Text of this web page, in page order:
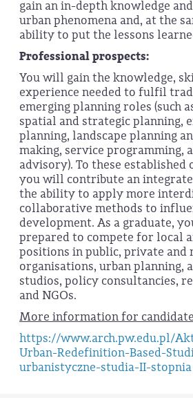
gain an in-depth knowledge
urban phenomena and, at the
ability to put the lessons
Professional prospects:
You will gain the knowledge,
experience needed to fulfil
emerging planning roles (such
spatial and strategic planning,
planning, landscape planning
making, service programming,
advisory). To these established
you will contribute an
the ability to apply more
collaborative methods to
development. As a graduate,
prepared to compete for local
positions in public, private
organisations, urban planning,
studios, policy consultancies,
and NGOs.
More information for
https://www.arch.pw.edu.pl/
Urban-Redefinition-Based-
urbanistyczne-studia-II-stopnia